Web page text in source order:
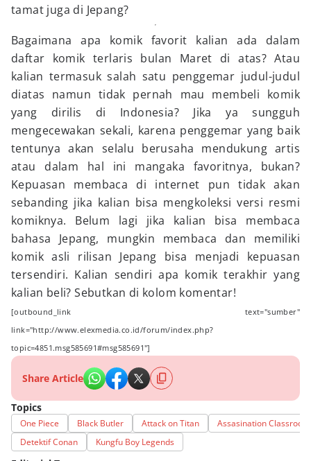
tamat juga di Jepang?
Bagaimana apa komik favorit kalian ada dalam
daftar komik terlaris bulan Maret di atas? Atau
kalian termasuk salah satu penggemar judul-judul
diatas namun tidak pernah mau membeli komik
yang dirilis di Indonesia? Jika ya sungguh
mengecewakan sekali, karena penggemar yang baik
tentunya akan selalu berusaha mendukung artis
atau dalam hal ini mangaka favoritnya, bukan?
Kepuasan membaca di internet pun tidak akan
sebanding jika kalian bisa mengkoleksi versi resmi
komiknya. Belum lagi jika kalian bisa membaca
bahasa Jepang, mungkin membaca dan memiliki
komik asli rilisan Jepang bisa menjadi kepuasan
tersendiri. Kalian sendiri apa komik terakhir yang
kalian beli? Sebutkan di kolom komentar!
[outbound_link text="sumber"
link="http://www.elexmedia.co.id/forum/index.php?
topic=4851.msg585691#msg585691"]
Share Article
Topics
One Piece Black Butler Attack on Titan
Assasination Classroom
Detektif Conan
Kungfu Boy Legends